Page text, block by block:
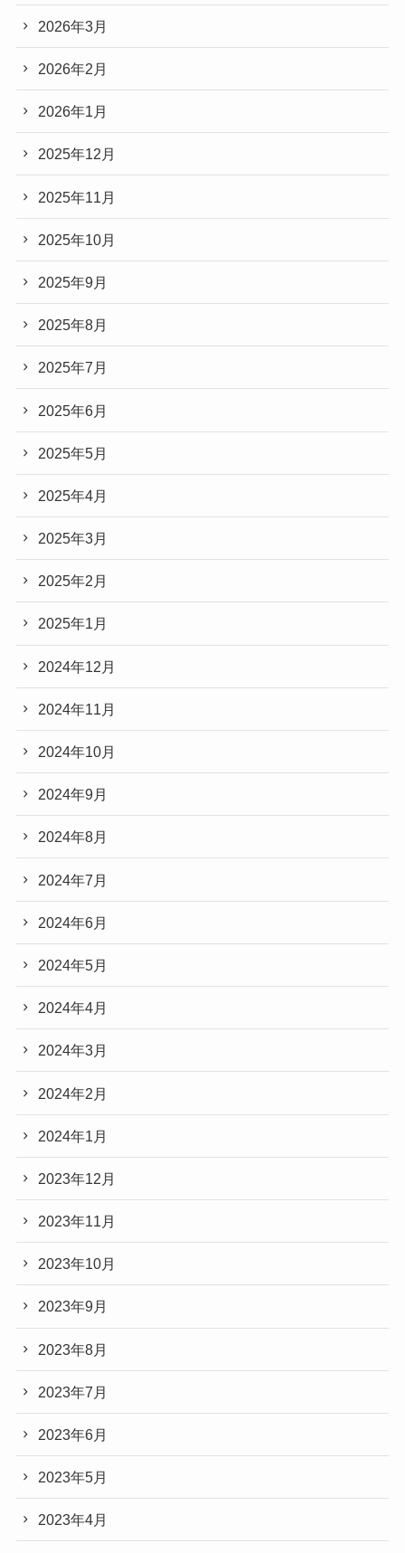
2026年3月
2026年2月
2026年1月
2025年12月
2025年11月
2025年10月
2025年9月
2025年8月
2025年7月
2025年6月
2025年5月
2025年4月
2025年3月
2025年2月
2025年1月
2024年12月
2024年11月
2024年10月
2024年9月
2024年8月
2024年7月
2024年6月
2024年5月
2024年4月
2024年3月
2024年2月
2024年1月
2023年12月
2023年11月
2023年10月
2023年9月
2023年8月
2023年7月
2023年6月
2023年5月
2023年4月